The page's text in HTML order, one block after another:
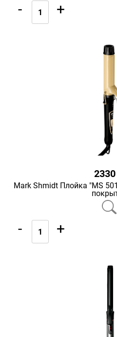
- +
2330
Mark Shmidt Плойка "MS
- +